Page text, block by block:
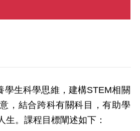
學生科學思維，建構STEM相關
，結合跨科有關科目，有助學
生。課程目標闡述如下：